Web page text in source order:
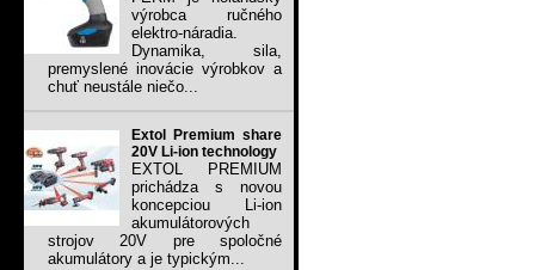
výrobca ručného
elektro-náradia.
Dynamika, sila,
premyslené inovácie výrobkov a
chuť neustále niečo...
Extol Premium share
20V Li-ion technology
EXTOL PREMIUM
prichádza s novou
koncepciou Li-ion
akumulátorových
strojov 20V pre spoločné
akumulátory a je typickým...